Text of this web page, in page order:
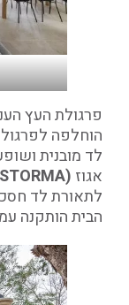
הוחלפה
לד מובנית
אגוז (STORMA)
לתאורת לד
הבית הותקנה